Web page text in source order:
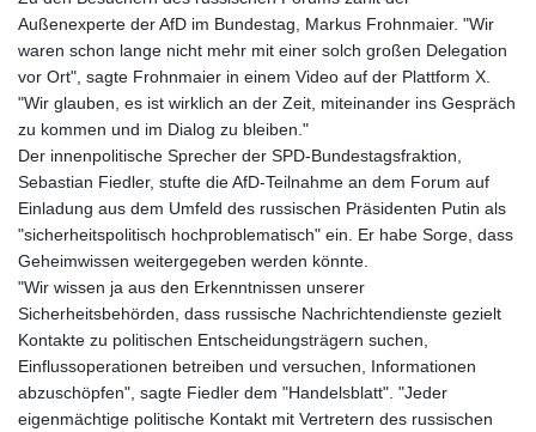
Außenexperte der AfD im Bundestag, Markus Frohnmaier. "Wir
waren schon lange nicht mehr mit einer solch großen Delegation
vor Ort", sagte Frohnmaier in einem Video auf der Plattform X.
"Wir glauben, es ist wirklich an der Zeit, miteinander ins Gespräch
zu kommen und im Dialog zu bleiben."
Der innenpolitische Sprecher der SPD-Bundestagsfraktion,
Sebastian Fiedler, stufte die AfD-Teilnahme an dem Forum auf
Einladung aus dem Umfeld des russischen Präsidenten Putin als
"sicherheitspolitisch hochproblematisch" ein. Er habe Sorge, dass
Geheimwissen weitergegeben werden könnte.
"Wir wissen ja aus den Erkenntnissen unserer
Sicherheitsbehörden, dass russische Nachrichtendienste gezielt
Kontakte zu politischen Entscheidungsträgern suchen,
Einflussoperationen betreiben und versuchen, Informationen
abzuschöpfen", sagte Fiedler dem "Handelsblatt". "Jeder
eigenmächtige politische Kontakt mit Vertretern des russischen